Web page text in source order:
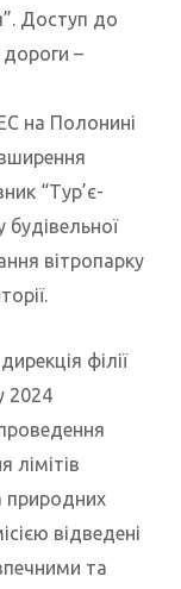
Доступ до
–
на Полонині
“Тур’є-
вітропарку
філії
2024
лімітів
природних
відведені
та